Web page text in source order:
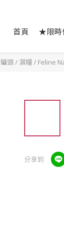
首頁 ★限
罐頭 / 濕糧 / Feline
分享到